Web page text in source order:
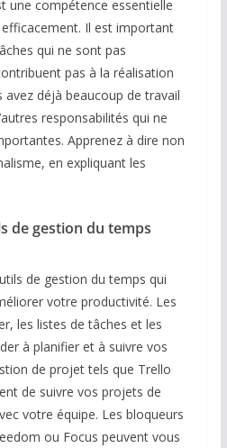
une compétence essentielle
Il est important
qui ne sont pas
pas à la réalisation
avez déjà beaucoup de travail
responsabilités qui ne
Apprenez à dire non
en expliquant les
de gestion du temps
de gestion du temps qui
votre productivité. Les
les listes de tâches et les
à planifier et à suivre vos
de projet tels que Trello
de suivre vos projets de
votre équipe. Les bloqueurs
ou Focus peuvent vous